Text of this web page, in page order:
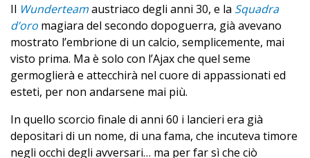
Il Wunderteamaustriaco degli anni 30, e la Squadra
d’oro magiara del secondo dopoguerra, già avevano
mostrato l’embrione di un calcio, semplicemente, mai
visto prima. Ma è solo con l’Ajax che quel seme
germoglierà e attecchirà nel cuore di appassionati ed
esteti, per non andarsene mai più.
In quello scorcio finale di anni 60 i lancieri era già
depositari di un nome, di una fama, che incuteva timore
negli occhi degli avversari… ma per far sì che ciò